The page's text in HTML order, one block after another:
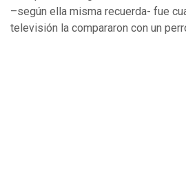
–según ella misma recuerda- fue
televisión la compararon con un